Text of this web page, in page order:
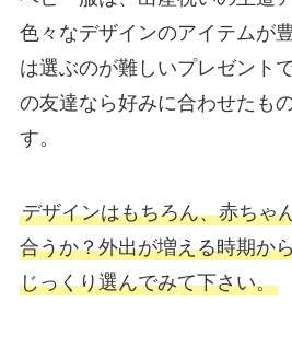
色々なデザインのアイテムが
は選ぶのが難しいプレゼント
の友達なら好みに合わせたも
す。
デザインはもちろん、赤ちゃ
合うか？外出が増える時期か
じっくり選んでみて下さい。